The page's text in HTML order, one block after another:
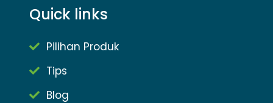
Quick links
Pilihan Produk
Tips
Blog